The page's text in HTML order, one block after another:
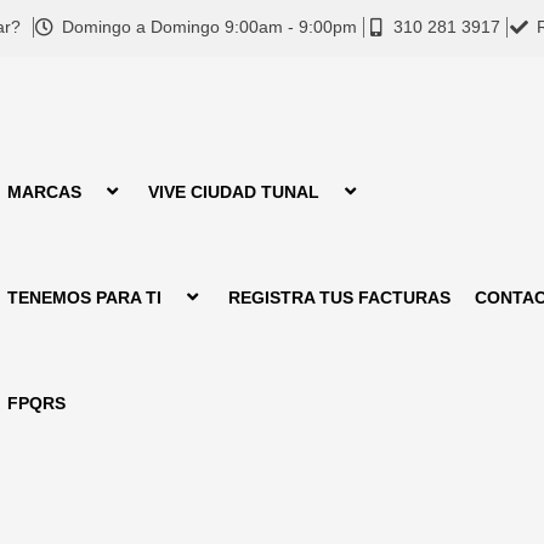
Domingo a Domingo 9:00am - 9:00pm 310 281 3917
MARCAS VIVE CIUDAD TUNAL
TENEMOS PARA TI REGISTRA TUS FACTURAS
FPQRS